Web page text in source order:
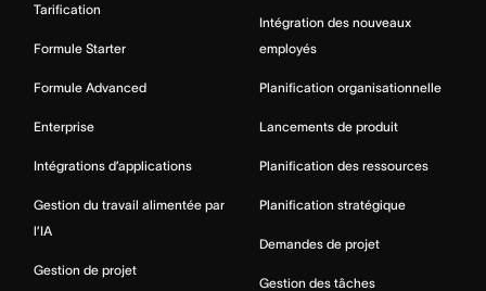
Tarification
Formule Starter
Formule Advanced
Enterprise
Intégrations d’applications
Gestion du travail alimentée par
l’IA
Gestion de projet
Intégration des nouveaux
employés
Planification organisationnelle
Lancements de produit
Planification des ressources
Planification stratégique
Demandes de projet
Gestion des tâches